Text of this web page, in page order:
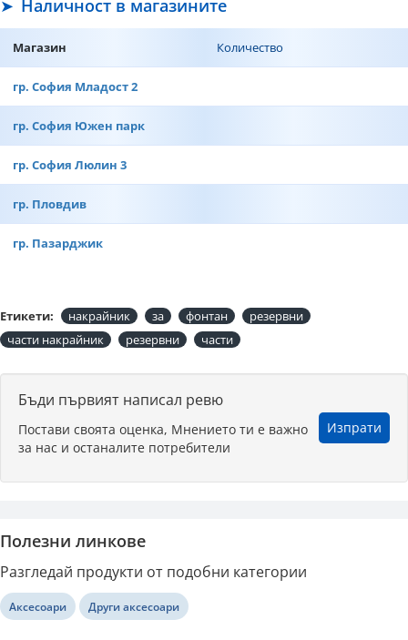
Наличност в магазините
Магазин Количество
гр. София Младост 2
гр. София Южен парк
гр. София Люлин 3
гр. Пловдив
гр. Пазарджик
Етикети: накрайник за фонтан
резервни
части накрайник
резервни части
Бъди първият написал ревю
Постави своята оценка, Мнението ти е важно
за нас и останалите потребители
Изпрати
Полезни линкове
Разгледай продукти от подобни категории
Аксесоари Други аксесоари